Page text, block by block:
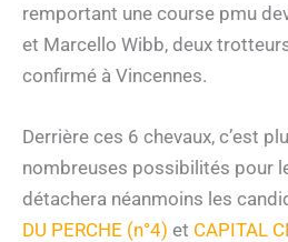
remportant une course pmu
et Marcello Wibb, deux
confirmé à Vincennes.
Derrière ces 6 chevaux, c’est
nombreuses possibilités pour
détachera néanmoins les
DU PERCHE (n°4) et CAPITAL